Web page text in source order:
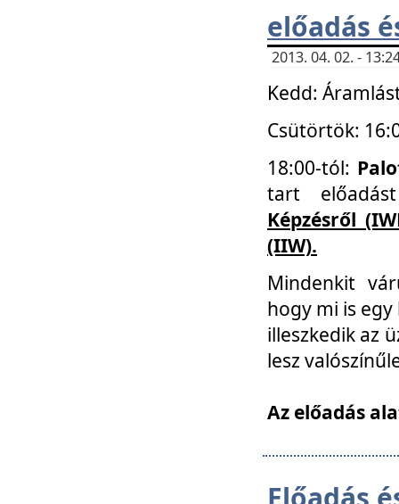
előadás
2013. 04. 02. -
Kedd:
Csütörtök:
18:00-tól:
tart
Képzésről
(IIW).
Mindenkit
hogy mi is
illeszkedik az
lesz
Az előadás